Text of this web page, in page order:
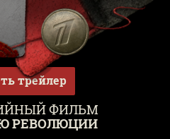
трейлер
ФИЛЬМ
РЕВОЛЮЦИИ